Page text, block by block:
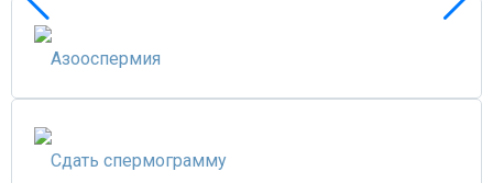
Азооспермия
Сдать спермограмму